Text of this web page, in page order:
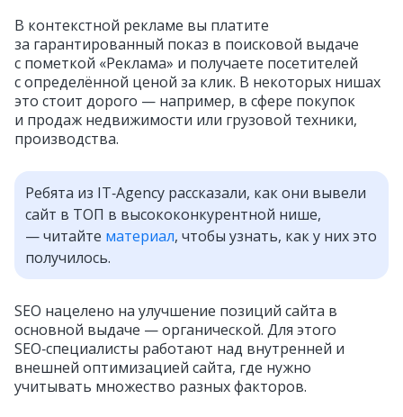
В контекстной рекламе вы платите
за гарантированный показ в поисковой выдаче
с пометкой «Реклама» и получаете посетителей
с определённой ценой за клик. В некоторых нишах
это стоит дорого — например, в сфере покупок
и продаж недвижимости или грузовой техники,
производства.
Ребята из IT‑Agency рассказали, как они вывели
сайт в ТОП в высококонкурентной нише,
— читайте материал, чтобы узнать, как у них это
получилось.
SEO нацелено на улучшение позиций сайта в
основной выдаче — органической. Для этого
SEO‑специалисты работают над внутренней и
внешней оптимизацией сайта, где нужно
учитывать множество разных факторов.